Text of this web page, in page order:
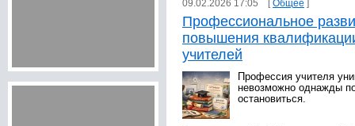
09.02.2026 17:05 [Общее ]
Профессиональное
повышения
учителей
Профессия учителя
невозможно однажды
остановиться.